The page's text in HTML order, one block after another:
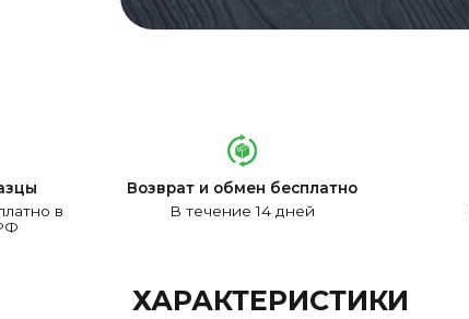
в
Возврат и обмен бесплатно
В течение 14 дней
ХАРАКТЕРИСТИКИ